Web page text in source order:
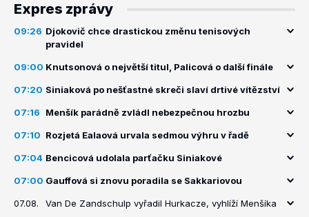
Expres zprávy
09:26 Djokovič chce drastickou změnu tenisových
pravidel
09:00 Knutsonová o největší titul, Palicová o další finále
07:20 Siniaková po nešťastné skreči slaví drtivé vítězství
07:16 Menšík parádně zvládl nebezpečnou hrozbu
07:10 Rozjetá Ealaová urvala sedmou výhru v řadě
07:04 Bencicová udolala parťačku Siniakové
07:00 Gauffová si znovu poradila se Sakkariovou
07.08. Van De Zandschulp vyřadil Hurkacze, vyhlíží Menšíka